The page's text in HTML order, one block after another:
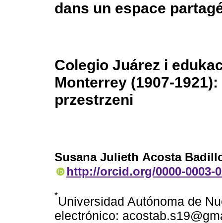
dans un espace
Colegio Juárez i
Monterrey (1907-
przestrzeni
Susana Julieth Acosta
http://orcid.org/0000-0003-
*Universidad Autónoma de
electrónico: